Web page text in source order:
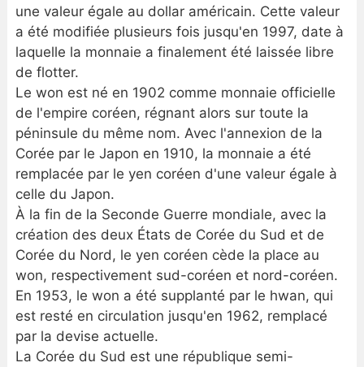
une valeur égale au dollar américain. Cette valeur
a été modifiée plusieurs fois jusqu'en 1997, date à
laquelle la monnaie a finalement été laissée libre
de flotter.
Le won est né en 1902 comme monnaie officielle
de l'empire coréen, régnant alors sur toute la
péninsule du même nom. Avec l'annexion de la
Corée par le Japon en 1910, la monnaie a été
remplacée par le yen coréen d'une valeur égale à
celle du Japon.
À la fin de la Seconde Guerre mondiale, avec la
création des deux États de Corée du Sud et de
Corée du Nord, le yen coréen cède la place au
won, respectivement sud-coréen et nord-coréen.
En 1953, le won a été supplanté par le hwan, qui
est resté en circulation jusqu'en 1962, remplacé
par la devise actuelle.
La Corée du Sud est une république semi-